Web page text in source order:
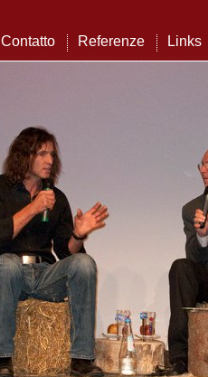
Contatto Referenze Links